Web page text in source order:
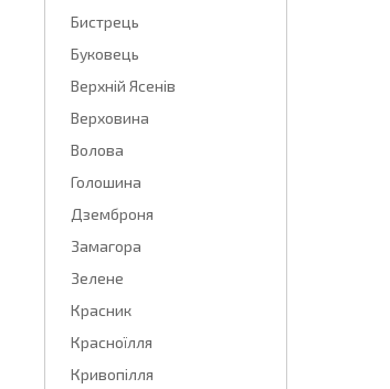
Бистрець
Буковець
Верхній Ясенів
Верховина
Волова
Голошина
Дземброня
Замагора
Зелене
Красник
Красноїлля
Кривопілля